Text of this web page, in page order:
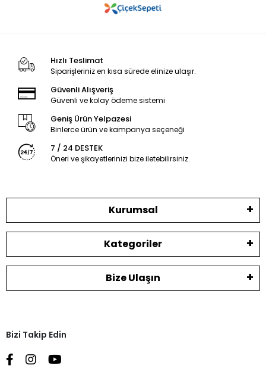
Hızlı Teslimat
Siparişleriniz en kısa sürede elinize ulaşır.
Güvenli Alışveriş
Güvenli ve kolay ödeme sistemi
Geniş Ürün Yelpazesi
Binlerce ürün ve kampanya seçeneği
7 / 24 DESTEK
Öneri ve şikayetlerinizi bize iletebilirsiniz.
Kurumsal
Kategoriler
Bize Ulaşın
Bizi Takip Edin